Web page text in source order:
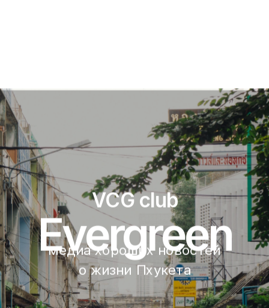
VCG club
Evergreen
медиа хороших новостей
о жизни Пхукета